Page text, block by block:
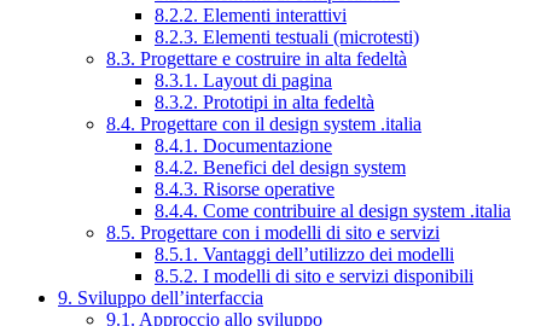
8.2.2. Elementi interattivi
8.2.3. Elementi testuali (microtesti)
8.3. Progettare e costruire in alta fedeltà
8.3.1. Layout di pagina
8.3.2. Prototipi in alta fedeltà
8.4. Progettare con il design system .italia
8.4.1. Documentazione
8.4.2. Benefici del design system
8.4.3. Risorse operative
8.4.4. Come contribuire al design system .italia
8.5. Progettare con i modelli di sito e servizi
8.5.1. Vantaggi dell’utilizzo dei modelli
8.5.2. I modelli di sito e servizi disponibili
9. Sviluppo dell’interfaccia
9.1. Approccio allo sviluppo